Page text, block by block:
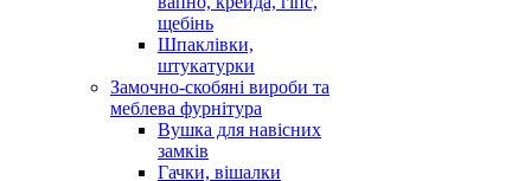
щебінь
Шпаклівки,
штукатурки
Замочно-скобяні вироби та
меблева фурнітура
Вушка для навісних
замків
Гачки, вішалки